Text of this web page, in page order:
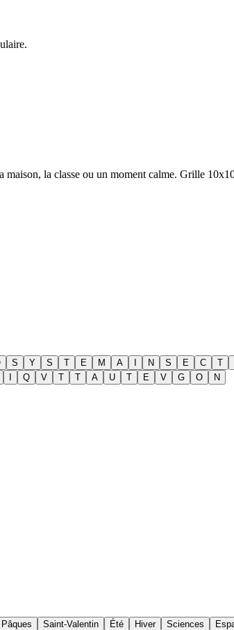
la classe ou un moment calme. Grille
S Y S T E M A I N S E C T
I Q V T T A U T E V G O N
Pâques Saint-Valentin Été Hiver Sciences